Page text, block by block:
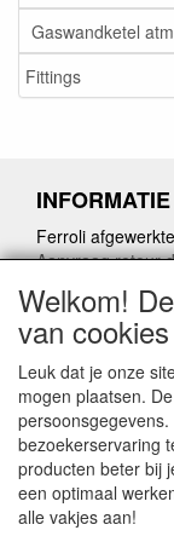
Gaswandketel
Fittings
INFORMATIE
Ferroli
Aanvraag retour
Herroepingslink
www.vdht.be
Rouwbergskens
2340 Beerse
Welkom!
van cookies
Leuk dat je onze
mogen plaatsen.
bezoekerservaring
producten beter bij
een optimaal
alle vakjes aan!